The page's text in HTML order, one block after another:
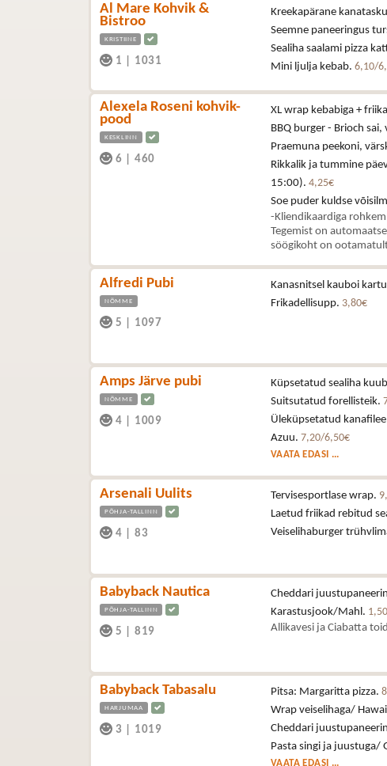
Al Mare Kohvik &
Bistroo
KRISTIINE
1 1031
Kreekapärane
Seemne paneeringus
Sealiha saalami pizza
Mini ljulja kebab. 6,10/
Alexela Roseni kohvik-
pood
KESKLINN
6 460
XL wrap kebabiga +
BBQ burger - Brioch
Praemuna peekoni,
Rikkalik ja tummine
15:00). 4,25€
Soe puder kuldse
-Kliendikaardiga
Tegemist on
söögikoht on
Alfredi Pubi
NÕMME
5 1097
Kanasnitsel kauboi
Frikadellisupp. 3,80€
Amps Järve pubi
NÕMME
4 1009
Küpsetatud sealiha
Suitsutatud forellisteik.
Üleküpsetatud
Azuu. 7,20/6,50€
VAATA EDASI ...
Arsenali Uulits
PÕHJA-TALLINN
4 83
Tervisesportlase wrap.
Laetud friikad rebitud
Veiselihaburger
Babyback Nautica
PÕHJA-TALLINN
5 819
Cheddari
Karastusjook/Mahl.
Allikavesi ja Ciabatta
Babyback Tabasalu
HARJUMAA
3 1019
Pitsa: Margaritta pizza.
Wrap veiselihaga/
Cheddari
Pasta singi ja juustuga/
VAATA EDASI ...